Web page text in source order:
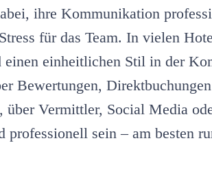
ihre Kommunikation
für das Team. In vielen
einheitlichen Stil in der
Bewertungen,
Vermittler, Social Media
professionell sein – am besten